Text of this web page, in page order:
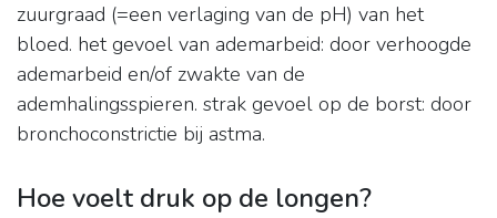
zuurgraad (=een verlaging van de pH) van het
bloed. het gevoel van ademarbeid: door verhoogde
ademarbeid en/of zwakte van de
ademhalingsspieren. strak gevoel op de borst: door
bronchoconstrictie bij astma.
Hoe voelt druk op de longen?